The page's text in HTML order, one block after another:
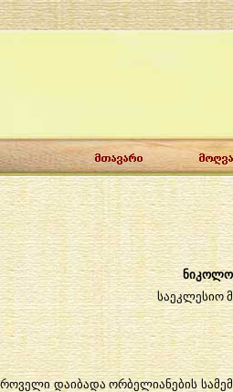
საეკლესიო
დაიბადა ორბელიანების